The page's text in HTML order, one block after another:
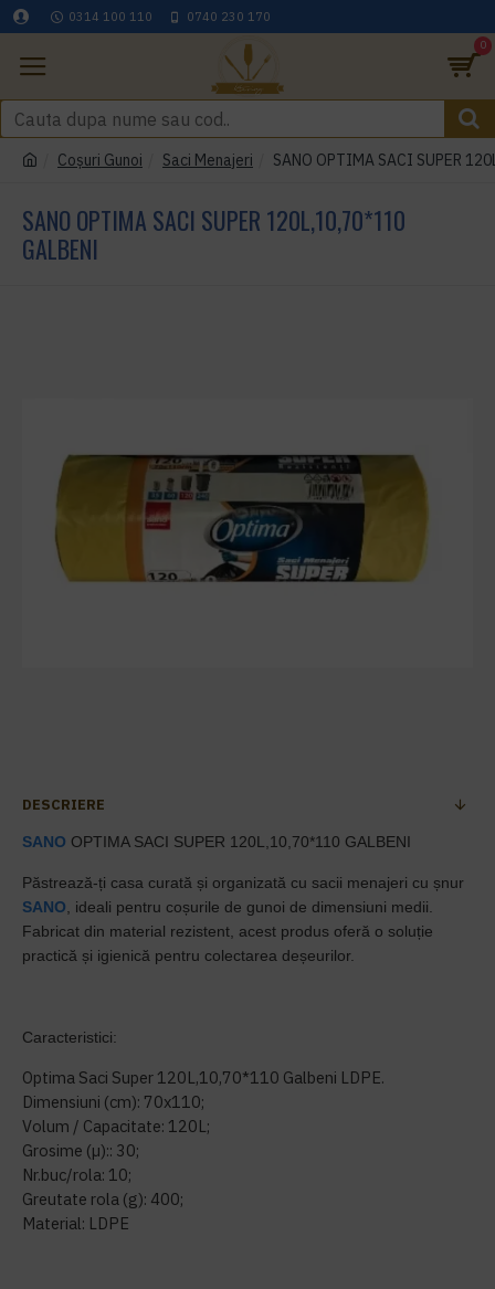
0314 100 110 0740 230 170
0
Coşuri Gunoi Saci Menajeri SANO OPTIMA SACI SUPER
SANO OPTIMA SACI SUPER 120L,10,70*110
GALBENI
DESCRIERE
SANO OPTIMA SACI SUPER 120L,10,70*110 GALBENI
Păstrează-ți casa curată și organizată cu sacii menajeri cu șnur
SANO , ideali pentru coșurile de gunoi de dimensiuni medii.
Fabricat din material rezistent, acest produs oferă o soluție
practică și igienică pentru colectarea deșeurilor.
Caracteristici:
Optima Saci Super 120L,10,70*110 Galbeni LDPE.
Dimensiuni (cm): 70x110;
Volum / Capacitate: 120L;
Grosime (µ):: 30;
Nr.buc/rola: 10;
Greutate rola (g): 400;
Material: LDPE